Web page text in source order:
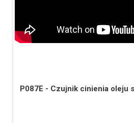
P087E - Czujnik cinienia oleju